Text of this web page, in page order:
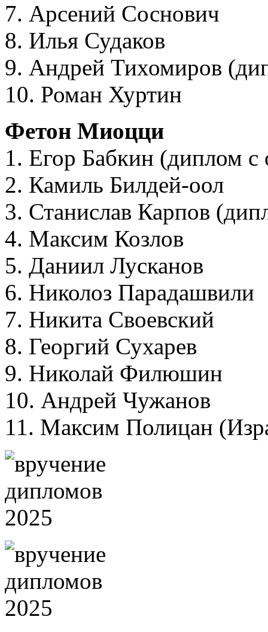
7. Арсений Соснович
8. Илья Судаков
9. Андрей Тихомиров
10. Роман Хуртин
Фетон Миоцци
1. Егор Бабкин (диплом с
2. Камиль Билдей-оол
3. Станислав Карпов
4. Максим Козлов
5. Даниил Лусканов
6. Николоз Парадашвили
7. Никита Своевский
8. Георгий Сухарев
9. Николай Филюшин
10. Андрей Чужанов
11. Максим Полицан